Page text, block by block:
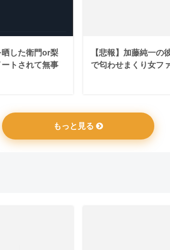
晒した衛門or梨
トされて無事
【悲報】加藤純一の
で匂わせまくり女フ
もっと見る